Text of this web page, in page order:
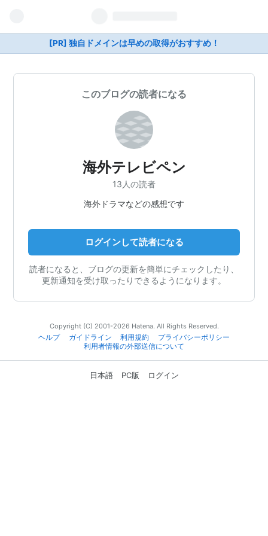
[PR] 独自ドメインは早めの取得がおすすめ！
このブログの読者になる
海外テレビペン
13人の読者
海外ドラマなどの感想です
ログインして読者になる
読者になると、ブログの更新を簡単にチェックしたり、
更新通知を受け取ったりできるようになります。
Copyright (C) 2001-2026 Hatena. All Rights Reserved.
ヘルプ
ガイドライン 利用規約
プライバシーポリシー
利用者情報の外部送信について
日本語 PC版 ログイン